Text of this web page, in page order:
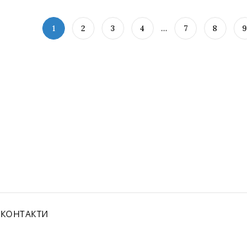
1 2 3 4 … 7 8 9
КОНТАКТИ